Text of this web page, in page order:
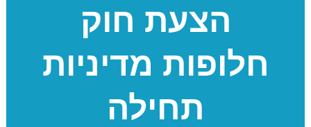
הצעת חוק
חלופות מדיניות
תחילה